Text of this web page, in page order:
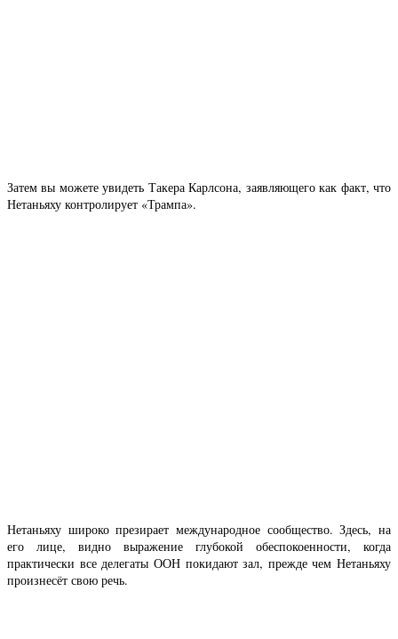
Затем вы можете увидеть Такера Карлсона, заявляющего как факт, что
Нетаньяху контролирует «Трампа».
Нетаньяху широко презирает международное сообщество. Здесь, на
его лице, видно выражение глубокой обеспокоенности, когда
практически все делегаты ООН покидают зал, прежде чем Нетаньяху
произнесёт свою речь.